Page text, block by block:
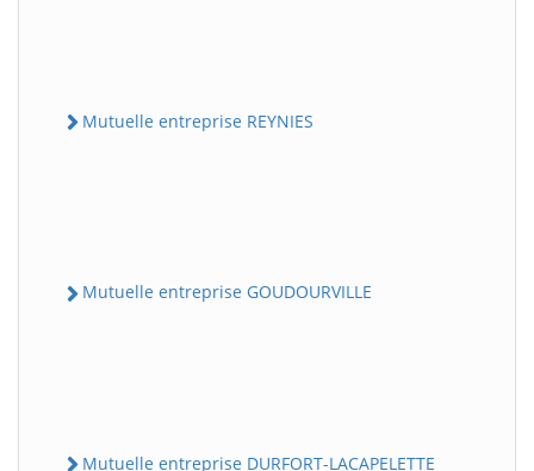
Mutuelle entreprise REYNIES
Mutuelle entreprise GOUDOURVILLE
Mutuelle entreprise DURFORT-LACAPELETTE